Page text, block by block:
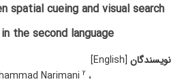
spatial cueing and visual search
the second language
نویسندگان [English]
Narimani 2